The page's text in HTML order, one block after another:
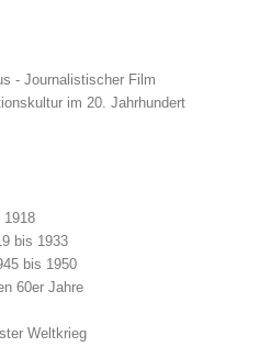
- Journalistischer Film
im 20. Jahrhundert
1918
bis 1933
bis 1950
60er Jahre
Weltkrieg